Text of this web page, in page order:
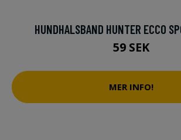
HUNDHALSBAND HUNTER ECCO
59 SEK
MER INFO!